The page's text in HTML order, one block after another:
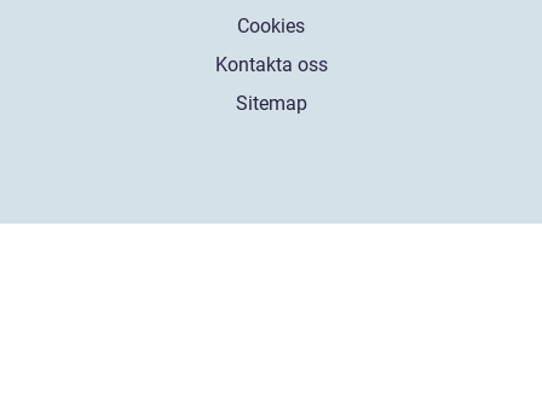
Cookies
Kontakta oss
Sitemap